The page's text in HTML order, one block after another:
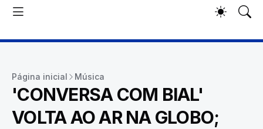
Página inicial Música
'CONVERSA COM BIAL'
VOLTA AO AR NA GLOBO;